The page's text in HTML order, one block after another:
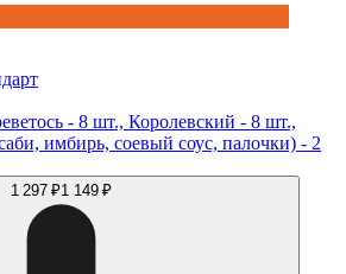
- 8 шт., Королевский - 8 шт.,
имбирь, соевый соус, палочки) - 2
1 297 ₽1 149 ₽